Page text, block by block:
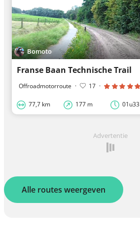
Bomoto
Franse Baan Technische Trail
Offroadmotorroute · 17 ·
77,7 km 177 m 01u33
Advertentie
Alle routes weergeven